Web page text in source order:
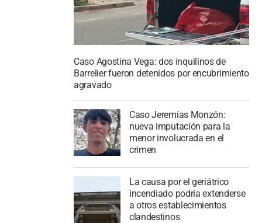
Caso Agostina Vega: dos inquilinos de
Barrelier fueron detenidos por encubrimiento
agravado
Caso Jeremías Monzón:
nueva imputación para la
menor involucrada en el
crimen
La causa por el geriátrico
incendiado podría extenderse
a otros establecimientos
clandestinos